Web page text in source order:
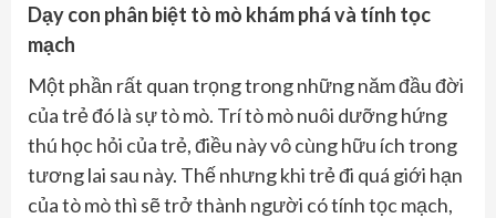
Dạy con phân biệt tò mò khám phá và tính tọc
mạch
Một phần rất quan trọng trong những năm đầu đời
của trẻ đó là sự tò mò. Trí tò mò nuôi dưỡng hứng
thú học hỏi của trẻ, điều này vô cùng hữu ích trong
tương lai sau này. Thế nhưng khi trẻ đi quá giới hạn
của tò mò thì sẽ trở thành người có tính tọc mạch,